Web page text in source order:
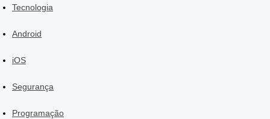
Tecnologia
Android
iOS
Segurança
Programação